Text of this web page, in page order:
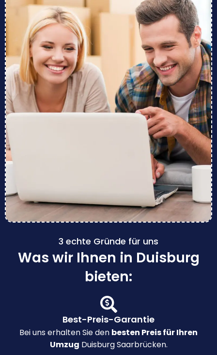
3 echte Gründe für uns
Was wir Ihnen in Duisburg
bieten:
Best-Preis-Garantie
Bei uns erhalten Sie den besten Preis für Ihren
Umzug Duisburg Saarbrücken.